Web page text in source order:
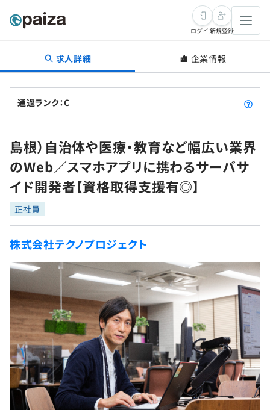
転職・キャリア
転職成功ガイド
転職エージェント
インタビュー
転職成功ガイド
新卒就活
求人検索
本選考
インターン
新卒エージェント
イベント・セミナー
インタビュー
就活成功ガイド
学習
問題集
4択課題
ナレッジ
リファレンス
プラン
個人向けプラン
法人向けプラン
プログラミング言語
評価結果一覧
再チャレンジ結果一覧
ゲーム・マンガ
Tech Team Journal
paiza times
note
paizaとは？
ログイン新規登録
求人詳細 企業情報
通過ランク：C
島根）自治体や医療・教育など幅広い業界
のWeb／スマホアプリに携わるサーバサ
イド開発者【資格取得支援有◎】
正社員
株式会社テクノプロジェクト